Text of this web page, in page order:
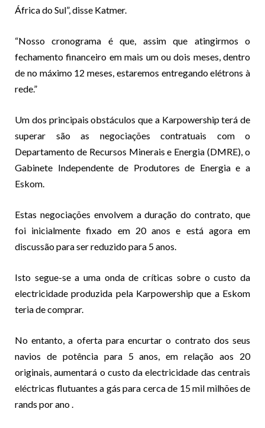
África do Sul”, disse Katmer.
“Nosso cronograma é que, assim que atingirmos o
fechamento financeiro em mais um ou dois meses, dentro
de no máximo 12 meses, estaremos entregando elétrons à
rede.”
Um dos principais obstáculos que a Karpowership terá de
superar são as negociações contratuais com o
Departamento de Recursos Minerais e Energia (DMRE), o
Gabinete Independente de Produtores de Energia e a
Eskom.
Estas negociações envolvem a duração do contrato, que
foi inicialmente fixado em 20 anos e está agora em
discussão para ser reduzido para 5 anos.
Isto segue-se a uma onda de críticas sobre o custo da
electricidade produzida pela Karpowership que a Eskom
teria de comprar.
No entanto, a oferta para encurtar o contrato dos seus
navios de potência para 5 anos, em relação aos 20
originais, aumentará o custo da electricidade das centrais
eléctricas flutuantes a gás para cerca de 15 mil milhões de
rands por ano.